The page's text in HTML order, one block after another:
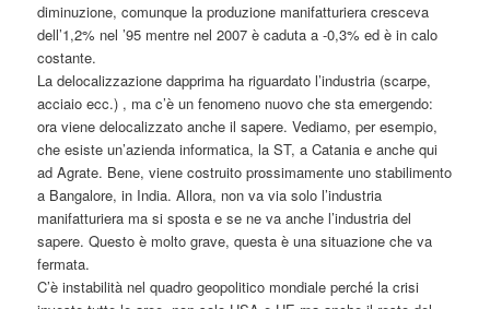
diminuzione, comunque la produzione manifatturiera cresceva
dell’1,2% nel ’95 mentre nel 2007 è caduta a -0,3% ed è in calo
costante.
La delocalizzazione dapprima ha riguardato l’industria (scarpe,
acciaio ecc.) , ma c’è un fenomeno nuovo che sta emergendo:
ora viene delocalizzato anche il sapere. Vediamo, per esempio,
che esiste un’azienda informatica, la ST, a Catania e anche qui
ad Agrate. Bene, viene costruito prossimamente uno stabilimento
a Bangalore, in India. Allora, non va via solo l’industria
manifatturiera ma si sposta e se ne va anche l’industria del
sapere. Questo è molto grave, questa è una situazione che va
fermata.
C’è instabilità nel quadro geopolitico mondiale perché la crisi